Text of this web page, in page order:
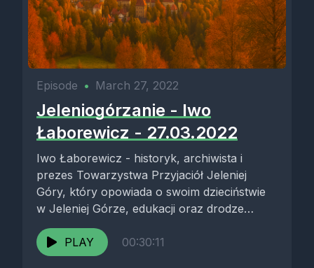
Episode • March 27, 2022
Jeleniogórzanie - Iwo
Łaborewicz - 27.03.2022
Iwo Łaborewicz - historyk, archiwista i
prezes Towarzystwa Przyjaciół Jeleniej
Góry, który opowiada o swoim dzieciństwie
w Jeleniej Górze, edukacji oraz drodze
zawodowej związanej...
PLAY
00:30:11